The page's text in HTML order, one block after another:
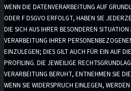
WENN DIE DATENVERARBEITUNG AUF
ODER F DSGVO ERFOLGT, HABEN SIE
DIE SICH AUS IHRER BESONDEREN
VERARBEITUNG IHRER
EINZULEGEN; DIES GILT AUCH FÜR EIN AUF
PROFILING. DIE JEWEILIGE
VERARBEITUNG BERUHT, ENTNEHMEN SIE
WENN SIE WIDERSPRUCH EINLEGEN,